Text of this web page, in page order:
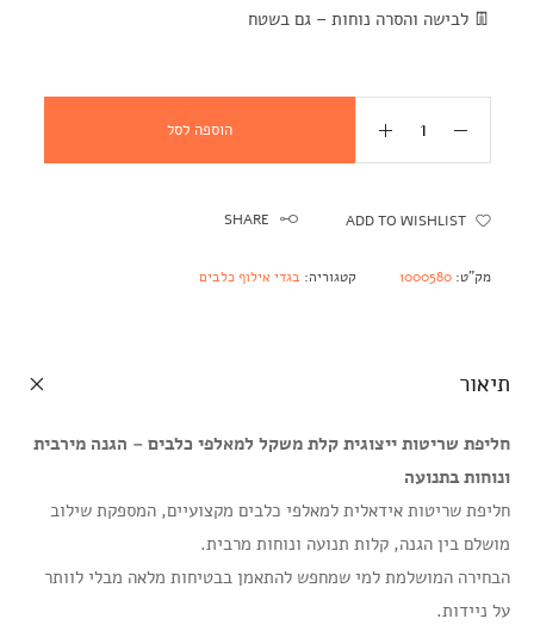
👖 לבישה והסרה נוחות – גם בשטח
הוספה לסל
ADD TO WISHLIST
SHARE
מק"ט:1000580 קטגוריה:בגדי אילוף כלבים
תיאור
חליפת שריטות ייצוגית קלת משקל למאלפי כלבים – הגנה מירבית
ונוחות בתנועה
חליפת שריטות אידאלית למאלפי כלבים מקצועיים, המספקת שילוב
מושלם בין הגנה, קלות תנועה ונוחות מרבית.
הבחירה המושלמת למי שמחפש להתאמן בבטיחות מלאה מבלי לוותר
על ניידות.